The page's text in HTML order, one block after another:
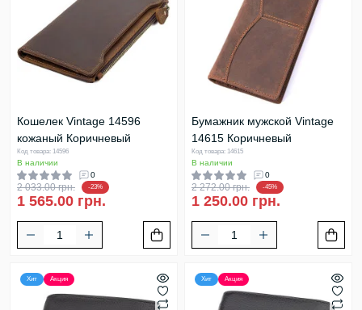
Кошелек Vintage 14596
кожаный Коричневый
Код товара: 14596
В наличии
0
2 033.00 грн. -23%
1 565.00 грн.
Бумажник мужской Vintage
14615 Коричневый
Код товара: 14615
В наличии
0
2 272.00 грн. -45%
1 250.00 грн.
Хит Акция Хит Акция